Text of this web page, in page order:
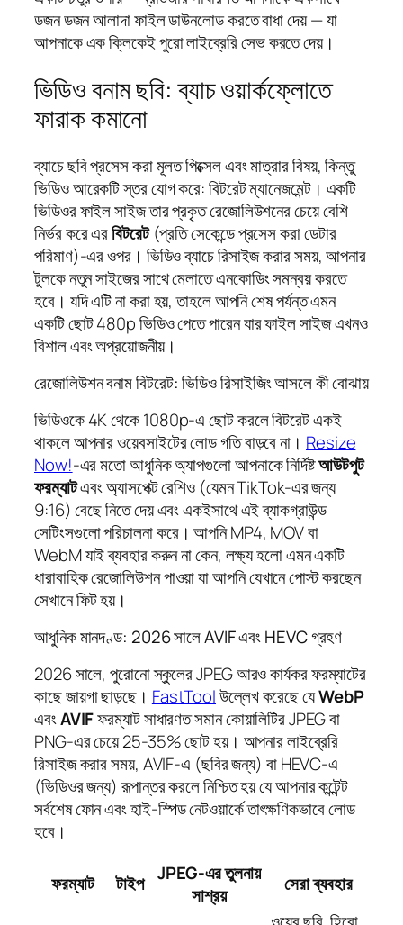
ডজন ডজন আলাদা ফাইল ডাউনলোড করতে বাধা দেয় — যা
আপনাকে এক ক্লিকেই পুরো লাইব্রেরি সেভ করতে দেয়।
ভিডিও বনাম ছবি: ব্যাচ ওয়ার্কফ্লোতে
ফারাক কমানো
ব্যাচে ছবি প্রসেস করা মূলত পিক্সেল এবং মাত্রার বিষয়, কিন্তু
ভিডিও আরেকটি স্তর যোগ করে: বিটরেট ম্যানেজমেন্ট। একটি
ভিডিওর ফাইল সাইজ তার প্রকৃত রেজোলিউশনের চেয়ে বেশি
নির্ভর করে এরবিটরেট(প্রতি সেকেন্ডে প্রসেস করা ডেটার
পরিমাণ)-এর ওপর। ভিডিও ব্যাচে রিসাইজ করার সময়, আপনার
টুলকে নতুন সাইজের সাথে মেলাতে এনকোডিং সমন্বয় করতে
হবে। যদি এটি না করা হয়, তাহলে আপনি শেষ পর্যন্ত এমন
একটি ছোট 480p ভিডিও পেতে পারেন যার ফাইল সাইজ এখনও
বিশাল এবং অপ্রয়োজনীয়।
রেজোলিউশন বনাম বিটরেট: ভিডিও রিসাইজিং আসলে কী বোঝায়
ভিডিওকে 4K থেকে 1080p-এ ছোট করলে বিটরেট একই
থাকলে আপনার ওয়েবসাইটের লোড গতি বাড়বে না। Resize
Now!-এর মতো আধুনিক অ্যাপগুলো আপনাকে নির্দিষ্টআউটপুট
ফরম্যাটএবং অ্যাসপেক্ট রেশিও (যেমন TikTok-এর জন্য
9:16) বেছে নিতে দেয় এবং একইসাথে এই ব্যাকগ্রাউন্ড
সেটিংসগুলো পরিচালনা করে। আপনি MP4, MOV বা
WebM যাই ব্যবহার করুন না কেন, লক্ষ্য হলো এমন একটি
ধারাবাহিক রেজোলিউশন পাওয়া যা আপনি যেখানে পোস্ট করছেন
সেখানে ফিট হয়।
আধুনিক মানদণ্ড: 2026 সালে AVIF এবং HEVC গ্রহণ
2026 সালে, পুরোনো স্কুলের JPEG আরও কার্যকর ফরম্যাটের
কাছে জায়গা ছাড়ছে। FastToolউল্লেখ করেছে যেWebP
এবংAVIFফরম্যাট সাধারণত সমান কোয়ালিটির JPEG বা
PNG-এর চেয়ে 25-35% ছোট হয়। আপনার লাইব্রেরি
রিসাইজ করার সময়, AVIF-এ (ছবির জন্য) বা HEVC-এ
(ভিডিওর জন্য) রূপান্তর করলে নিশ্চিত হয় যে আপনার কন্টেন্ট
সর্বশেষ ফোন এবং হাই-স্পিড নেটওয়ার্কে তাৎক্ষণিকভাবে লোড
হবে।
ফরম্যাট টাইপ JPEG-এর তুলনায়
সাশ্রয়
সেরা ব্যবহার